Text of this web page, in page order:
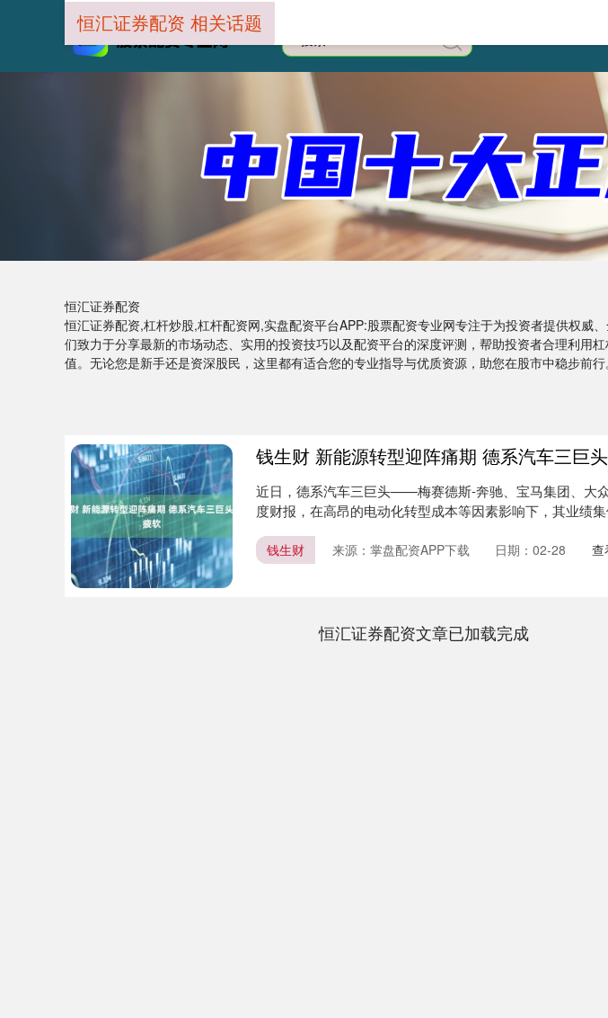
恒汇证券配资
恒汇证券配资,杠杆炒股,杠杆配资网,实盘配资平台APP:股票配资专业网专注于为投资者提供权威
们致力于分享最新的市场动态、实用的投资技巧以及配资平台的深度评测，帮助投资者合理利用
值。无论您是新手还是资深股民，这里都有适合您的专业指导与优质资源，助您在股市中稳步前行
恒汇证券配资 相关话题
钱生财 新能源转型迎阵痛期 德系汽车三巨
近日，德系汽车三巨头——梅赛德斯-奔驰、宝马集团、大
度财报，在高昂的电动化转型成本等因素影响下，其业绩
钱生财 来源：掌盘配资APP下载 日期：02-28 查
恒汇证券配资文章已加载完成